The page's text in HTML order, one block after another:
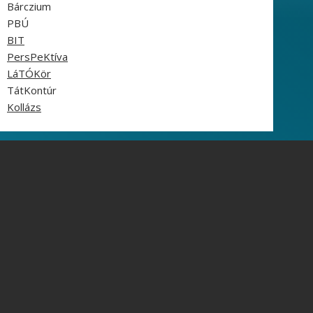
Bárczium
PBÚ
BIT
PersPeKtíva
LáTÓKör
TátKontúr
Kollázs